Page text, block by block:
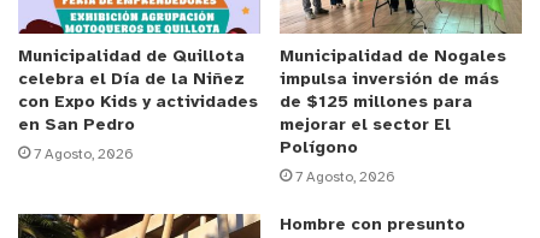
Anuncio Patrocinado
Frente al entusiasmo generado en redes sociales y
agrupaciones vecinales de la zona interior de la
provincia, la producción general del proyecto,
liderada por Esmeralda Pérez, consideró oportuno
precisar los alcances técnicos del reconocimiento.
Municipalidad de Quillota
celebra el Día de la Niñez
con Expo Kids y actividades
en San Pedro
7 Agosto, 2026
Municipalidad de Nogales
impulsa inversión de más
de $125 millones para
mejorar el sector El
Polígono
7 Agosto, 2026
Hombre con presunto